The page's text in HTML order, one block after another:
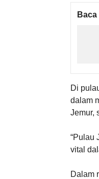
Di
dalam
Jemur,
“Pulau
vital
Dalam